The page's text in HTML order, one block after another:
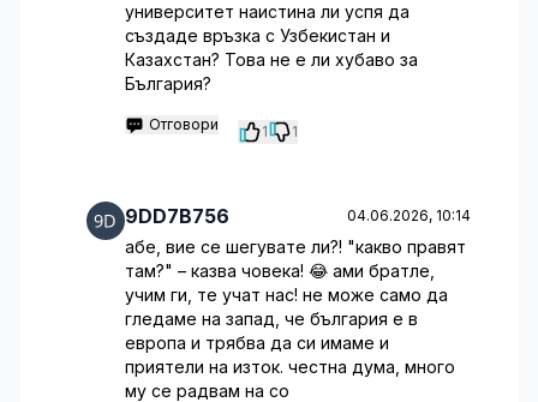
университет наистина ли успя да
създаде връзка с Узбекистан и
Казахстан? Това не е ли хубаво за
България?
Отговори 1 1
9DD7B756 04.06.2026, 10:14
абе, вие се шегувате ли?! "какво правят
там?" – казва човека! 😂 ами братле,
учим ги, те учат нас! не може само да
гледаме на запад, че българия е в
европа и трябва да си имаме и
приятели на изток. честна дума, много
му се радвам на со